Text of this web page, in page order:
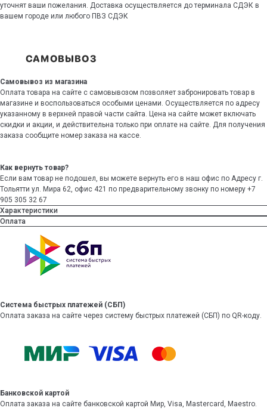
уточнят ваши пожелания. Доставка осуществляется до терминала СДЭК в
вашем городе или любого ПВЗ СДЭК
Самовывоз из магазина
Оплата товара на сайте с самовывозом позволяет забронировать товар в
магазине и воспользоваться особыми ценами. Осуществляется по адресу
указанному в верхней правой части сайта. Цена на сайте может включать
скидки и акции, и действительна только при оплате на сайте. Для получения
заказа сообщите номер заказа на кассе.
Как вернуть товар?
Если вам товар не подошел, вы можете вернуть его в наш офис по Адресу г.
Тольятти ул. Мира 62, офис 421 по предварительному звонку по номеру +7
905 305 32 67
Характеристики
Оплата
Система быстрых платежей (СБП)
Оплата заказа на сайте через систему быстрых платежей (СБП) по QR-коду.
Банковской картой
Оплата заказа на сайте банковской картой Мир, Visa, Mastercard, Maestro.